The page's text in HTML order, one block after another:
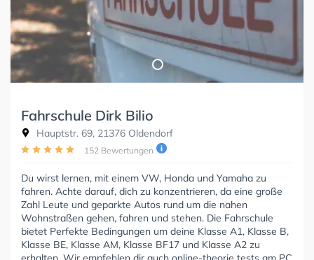
Fahrschule Dirk Bilio
Hauptstr. 69, 21376 Oldendorf
152 Bewertungen
Du wirst lernen, mit einem VW, Honda und Yamaha zu
fahren. Achte darauf, dich zu konzentrieren, da eine große
Zahl Leute und geparkte Autos rund um die nahen
Wohnstraßen gehen, fahren und stehen. Die Fahrschule
bietet Perfekte Bedingungen um deine Klasse A1, Klasse B,
Klasse BE, Klasse AM, Klasse BF17 und Klasse A2 zu